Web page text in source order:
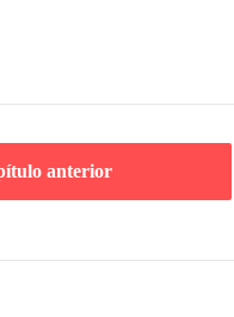
anterior